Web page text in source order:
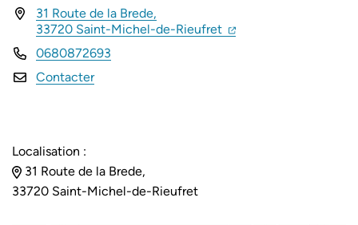
INFOS UTILES
31 Route de la Brede,
33720 Saint-Michel-de-Rieufret (ouverture dans un
(ouverture dans un
0680872693
Contacter
Localisation :
31 Route de la Brede,
33720 Saint-Michel-de-Rieufret